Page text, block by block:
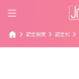
home chevron_right 認定制度 chevron_right 認定校 chevron_right